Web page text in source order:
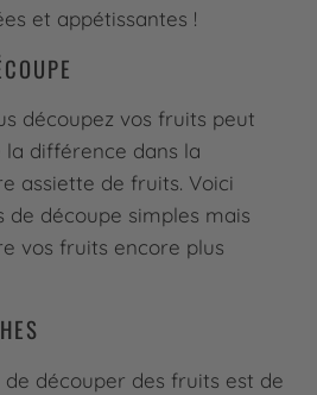
et appétissantes !
découpez vos fruits peut
différence dans la
assiette de fruits. Voici
de découpe simples mais
vos fruits encore plus
découper des fruits est de